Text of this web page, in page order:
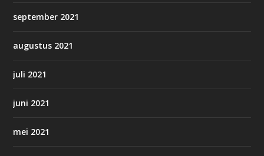
september 2021
augustus 2021
juli 2021
juni 2021
mei 2021